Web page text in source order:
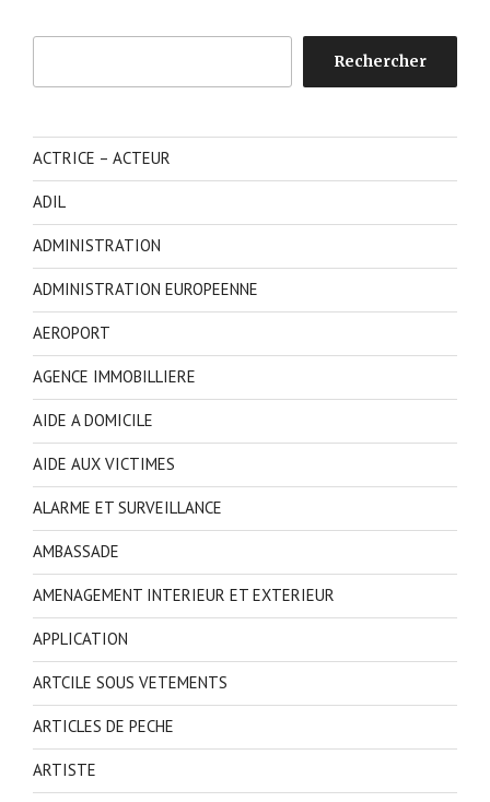
Rechercher
ACTRICE – ACTEUR
ADIL
ADMINISTRATION
ADMINISTRATION EUROPEENNE
AEROPORT
AGENCE IMMOBILLIERE
AIDE A DOMICILE
AIDE AUX VICTIMES
ALARME ET SURVEILLANCE
AMBASSADE
AMENAGEMENT INTERIEUR ET EXTERIEUR
APPLICATION
ARTCILE SOUS VETEMENTS
ARTICLES DE PECHE
ARTISTE